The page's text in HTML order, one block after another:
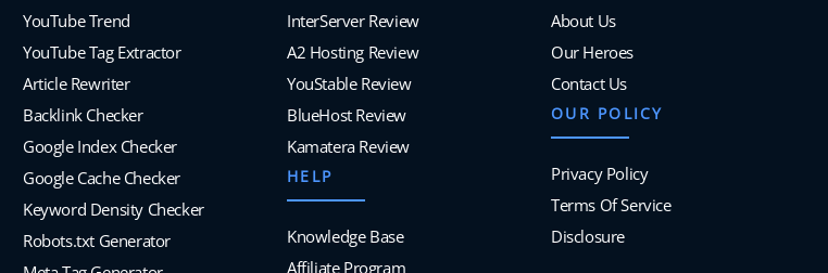
YouTube Trend
YouTube Tag Extractor
Article Rewriter
Backlink Checker
Google Index Checker
Google Cache Checker
Keyword Density Checker
Robots.txt Generator
InterServer Review
A2 Hosting Review
YouStable Review
BlueHost Review
Kamatera Review
HELP
Knowledge Base
Affiliate Program
About Us
Our Heroes
Contact Us
OUR POLICY
Privacy Policy
Terms Of Service
Disclosure